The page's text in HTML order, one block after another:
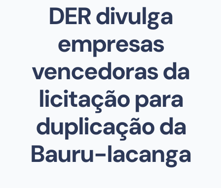
DER divulga
empresas
vencedoras da
licitação para
duplicação da
Bauru-Iacanga